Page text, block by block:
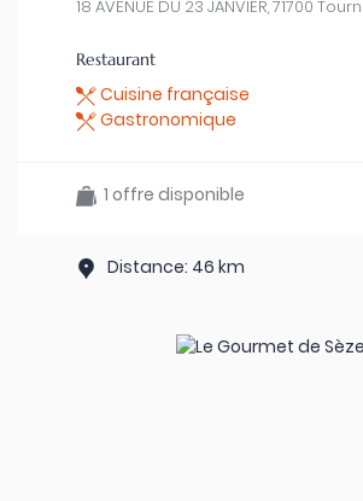
18 AVENUE DU 23 JANVIER, 71700
Restaurant
Cuisine française
Gastronomique
1 offre disponible
Distance: 46 km